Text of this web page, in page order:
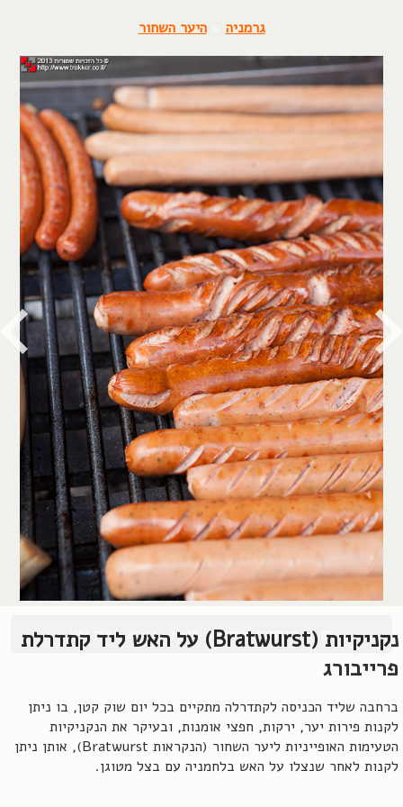
גרמניה »היער השחור
נקניקיות (Bratwurst) על האש ליד קתדרלת
פרייבורג
ברחבה שליד הכניסה לקתדרלה מתקיים בכל יום שוק קטן, בו ניתן
לקנות פירות יער, ירקות, חפצי אומנות, ובעיקר את הנקניקיות
הטעימות האופייניות ליער השחור (הנקראות Bratwurst), אותן ניתן
לקנות לאחר שנצלו על האש בלחמניה עם בצל מטוגן.
© כל הזכויות שמורות, 2004-2026, אורן שץ